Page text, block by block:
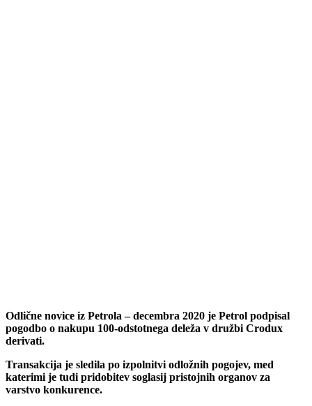
Odlične novice iz Petrola – decembra 2020 je Petrol podpisal
pogodbo o nakupu 100-odstotnega deleža v družbi Crodux
derivati.
Transakcija je sledila po izpolnitvi odložnih pogojev, med
katerimi je tudi pridobitev soglasij pristojnih organov za
varstvo konkurence.